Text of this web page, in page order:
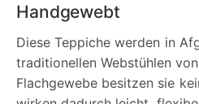
Handgewebt
Diese Teppiche werden in
traditionellen Webstühlen
Flachgewebe besitzen sie